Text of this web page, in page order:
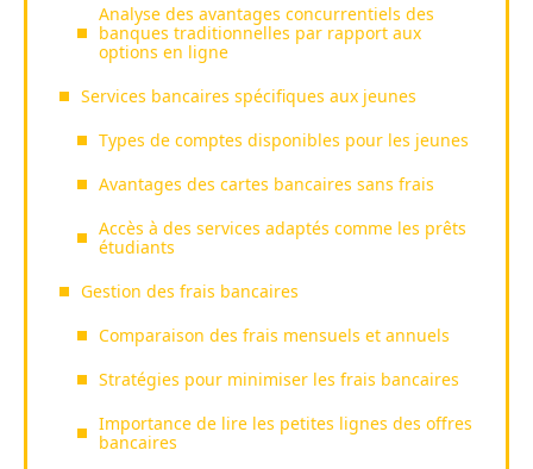
Analyse des avantages concurrentiels des
banques traditionnelles par rapport aux
options en ligne
Services bancaires spécifiques aux jeunes
Types de comptes disponibles pour les jeunes
Avantages des cartes bancaires sans frais
Accès à des services adaptés comme les prêts
étudiants
Gestion des frais bancaires
Comparaison des frais mensuels et annuels
Stratégies pour minimiser les frais bancaires
Importance de lire les petites lignes des offres
bancaires